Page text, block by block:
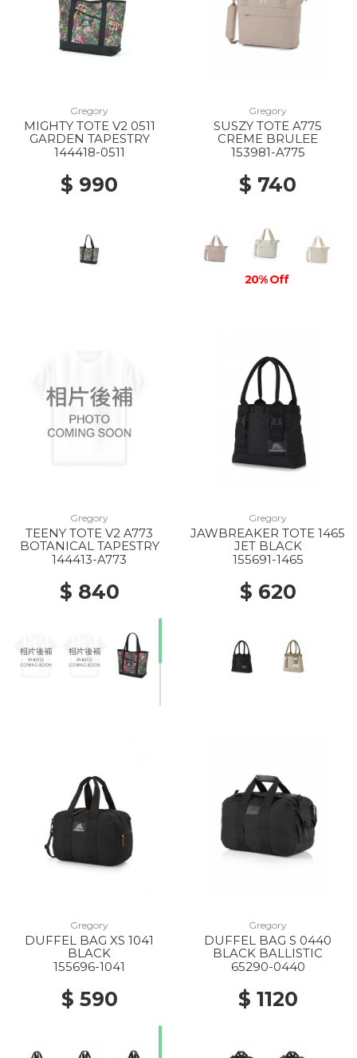
Gregory
MIGHTY TOTE V2 0511
GARDEN TAPESTRY
144418-0511
$ 990
Gregory
SUSZY TOTE A775
CREME BRULEE
153981-A775
$ 740
20% Off
Gregory
TEENY TOTE V2 A773
BOTANICAL TAPESTRY
144413-A773
$ 840
Gregory
JAWBREAKER TOTE 1465
JET BLACK
155691-1465
$ 620
Gregory
DUFFEL BAG XS 1041
BLACK
155696-1041
$ 590
Gregory
DUFFEL BAG S 0440
BLACK BALLISTIC
65290-0440
$ 1120